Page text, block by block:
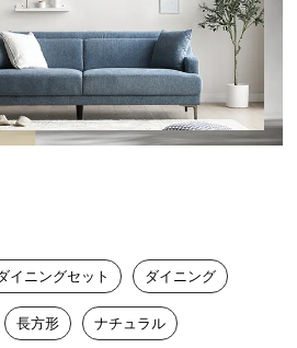
イニングセット ダイニング
長方形 ナチュラル